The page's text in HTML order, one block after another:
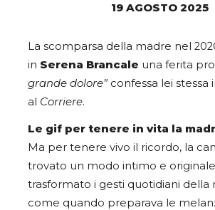
19 AGOSTO 2025
La scomparsa della madre nel
in Serena Brancale una ferita
grande dolore” confessa lei stessa
al Corriere.
Le gif per tenere in vita la
Ma per tenere vivo il ricordo, la
trovato un modo intimo e
trasformato i gesti quotidiani della
come quando preparava le